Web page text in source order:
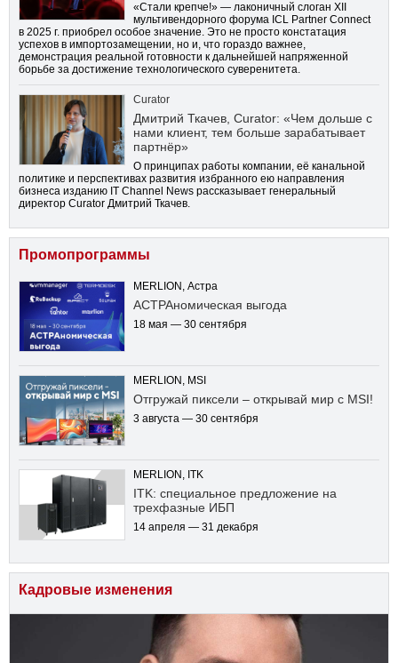
«Стали крепче!» — лаконичный слоган XII
мультивендорного форума ICL Partner Connect
в 2025 г. приобрел особое значение. Это не просто констатация
успехов в импортозамещении, но и, что гораздо важнее,
демонстрация реальной готовности к дальнейшей напряженной
борьбе за достижение технологического суверенитета.
Curator
Дмитрий Ткачев, Curator: «Чем дольше с
нами клиент, тем больше зарабатывает
партнёр»
О принципах работы компании, её канальной
политике и перспективах развития избранного ею направления
бизнеса изданию IT Channel News рассказывает генеральный
директор Curator Дмитрий Ткачев.
Промопрограммы
MERLION, Астра
АСТРАномическая выгода
18 мая — 30 сентября
MERLION, MSI
Отгружай пиксели – открывай мир с MSI!
3 августа — 30 сентября
MERLION, ITK
ITK: специальное предложение на
трехфазные ИБП
14 апреля — 31 декабря
Кадровые изменения